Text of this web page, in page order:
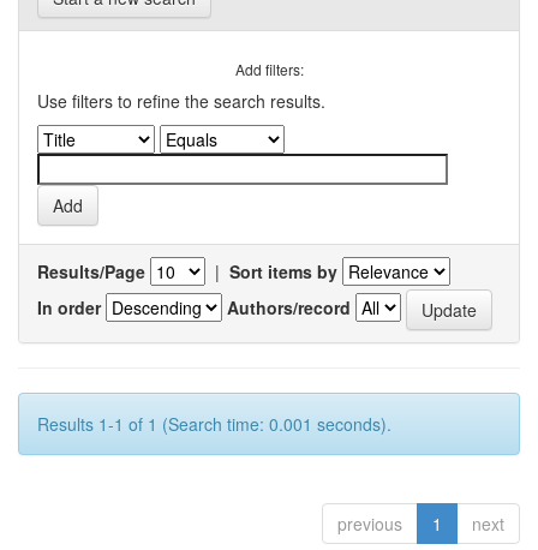
Add filters:
Use filters to refine the search results.
Results/Page | Sort items by
In order
Authors/record
Results 1-1 of 1 (Search time: 0.001 seconds).
previous 1 next